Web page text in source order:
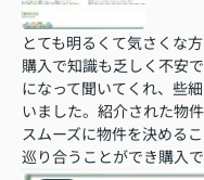
とても明るくて気さくな
購入で知識も乏しく不安
になって聞いてくれ、些
いました。紹介された物
スムーズに物件を決める
巡り合うことができ購入